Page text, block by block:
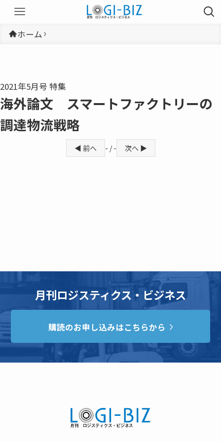
ホーム
2021年5月号 特集
海外論文 スマートファクトリーの
調達物流戦略
◀ 前へ - / - 次へ ▶
月刊ロジスティクス・ビジネス
購読のお申し込みはこちらから